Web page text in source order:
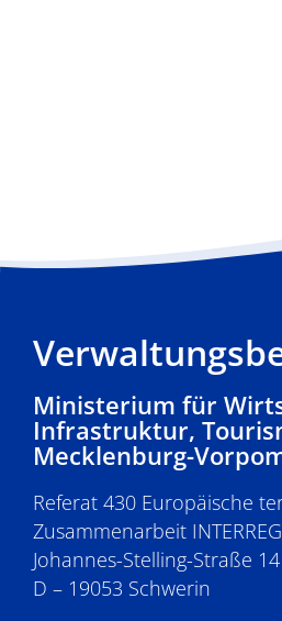
Ministerium für
Infrastruktur,
Mecklenburg-
Referat 430 Europäische
Zusammenarbeit INTERREG
Johannes-Stelling-Straße 14
D – 19053 Schwerin